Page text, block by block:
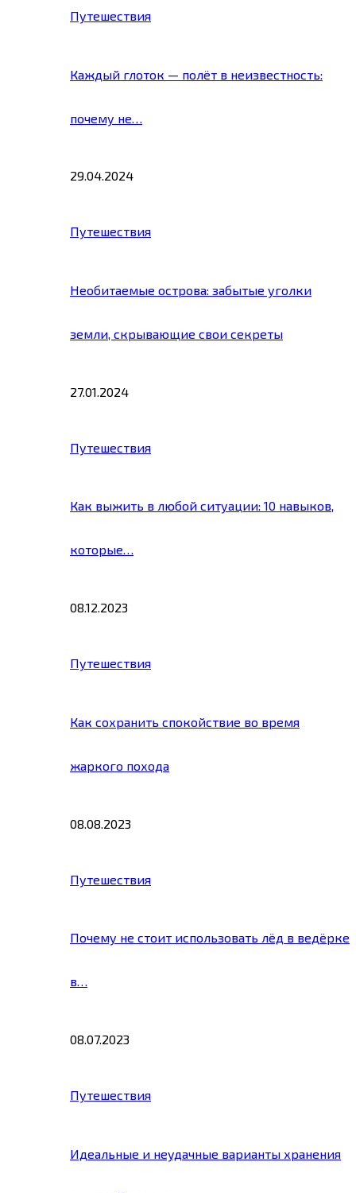
Путешествия
Каждый глоток — полёт в неизвестность:
почему не…
29.04.2024
Путешествия
Необитаемые острова: забытые уголки
земли, скрывающие свои секреты
27.01.2024
Путешествия
Как выжить в любой ситуации: 10 навыков,
которые…
08.12.2023
Путешествия
Как сохранить спокойствие во время
жаркого похода
08.08.2023
Путешествия
Почему не стоит использовать лёд в ведёрке
в…
08.07.2023
Путешествия
Идеальные и неудачные варианты хранения